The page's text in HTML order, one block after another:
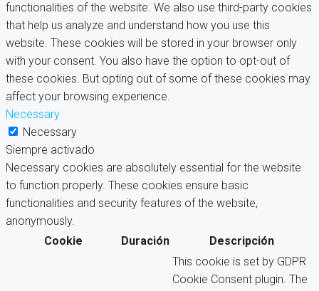
functionalities of the website. We also use third-party cookies
that help us analyze and understand how you use this
website. These cookies will be stored in your browser only
with your consent. You also have the option to opt-out of
these cookies. But opting out of some of these cookies may
affect your browsing experience.
Necessary
Necessary
Siempre activado
Necessary cookies are absolutely essential for the website
to function properly. These cookies ensure basic
functionalities and security features of the website,
anonymously.
Cookie
Duración Descripción
This cookie is set by GDPR
Cookie Consent plugin. The